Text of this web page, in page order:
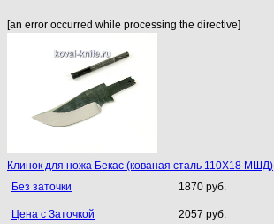
[an error occurred while processing the directive]
Клинок для ножа Бекас (кованая сталь 110Х18 МШД)
Без заточки
1870 руб.
Цена с Заточкой 2057 руб.